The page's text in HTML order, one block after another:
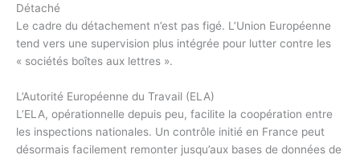
Détaché
Le cadre du détachement n’est pas figé. L’Union Européenne
tend vers une supervision plus intégrée pour lutter contre les
« sociétés boîtes aux lettres ».
L’Autorité Européenne du Travail (ELA)
L’ELA, opérationnelle depuis peu, facilite la coopération entre
les inspections nationales. Un contrôle initié en France peut
désormais facilement remonter jusqu’aux bases de données de